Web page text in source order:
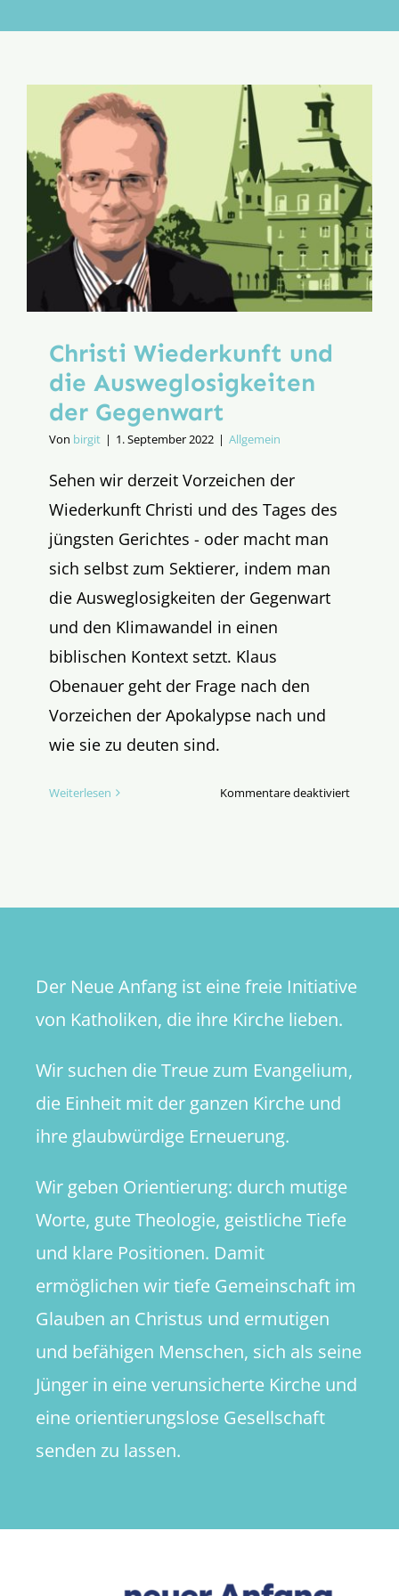
Aktion
Christi Wiederkunft und
die Ausweglosigkeiten
der Gegenwart
Von birgit | 1. September 2022 | Allgemein
Sehen wir derzeit Vorzeichen der
Wiederkunft Christi und des Tages des
jüngsten Gerichtes - oder macht man
sich selbst zum Sektierer, indem man
die Ausweglosigkeiten der Gegenwart
und den Klimawandel in einen
biblischen Kontext setzt. Klaus
Obenauer geht der Frage nach den
Vorzeichen der Apokalypse nach und
wie sie zu deuten sind.
Weiterlesen Kommentare deaktiviertfür
Der Neue Anfang ist eine freie Initiative
von Katholiken, die ihre Kirche lieben.
Wir suchen die Treue zum Evangelium,
die Einheit mit der ganzen Kirche und
ihre glaubwürdige Erneuerung.
Wir geben Orientierung: durch mutige
Worte, gute Theologie, geistliche Tiefe
und klare Positionen. Damit
ermöglichen wir tiefe Gemeinschaft im
Glauben an Christus und ermutigen
und befähigen Menschen, sich als seine
Jünger in eine verunsicherte Kirche und
eine orientierungslose Gesellschaft
senden zu lassen.